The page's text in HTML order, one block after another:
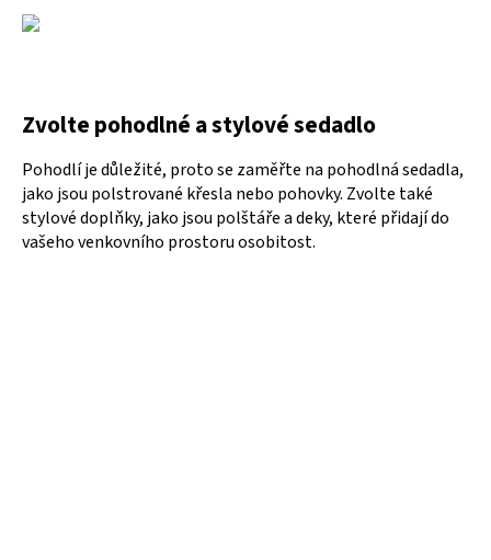
Zvolte pohodlné a stylové sedadlo
Pohodlí je důležité, proto se zaměřte na pohodlná sedadla,
jako jsou polstrované křesla nebo pohovky. Zvolte také
stylové doplňky, jako jsou polštáře a deky, které přidají do
vašeho venkovního prostoru osobitost.